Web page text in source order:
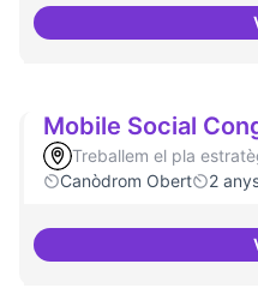
Mobile Social
Treballem el pla
Canòdrom Obert
2